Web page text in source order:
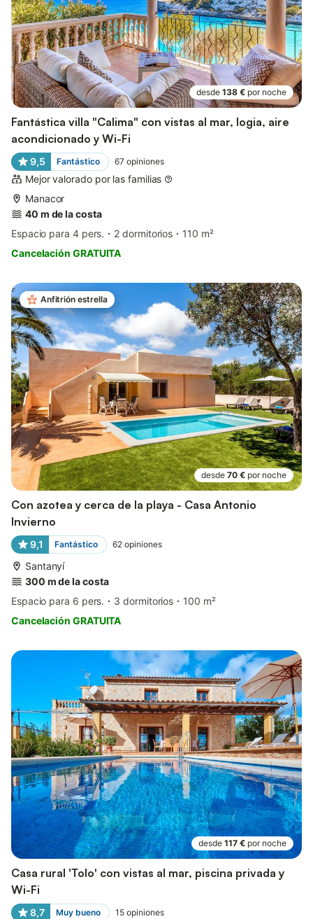
desde 138 € por noche
Fantástica villa "Calima" con vistas al mar, logia, aire
acondicionado y Wi-Fi
9,5 Fantástico 67 opiniones
Mejor valorado por las familias
Manacor
40 m de la costa
Espacio para 4 pers.
2 dormitorios
110 m²
Cancelación GRATUITA
Anfitrión estrella
desde 70 € por noche
Con azotea y cerca de la playa - Casa Antonio
Invierno
9,1 Fantástico 62 opiniones
Santanyí
300 m de la costa
Espacio para 6 pers.
3 dormitorios
100 m²
Cancelación GRATUITA
desde 117 € por noche
Casa rural 'Tolo' con vistas al mar, piscina privada y
Wi-Fi
8,7 Muy bueno 15 opiniones